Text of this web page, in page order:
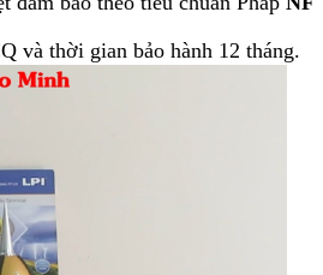
và thời gian bảo hành 12 tháng.